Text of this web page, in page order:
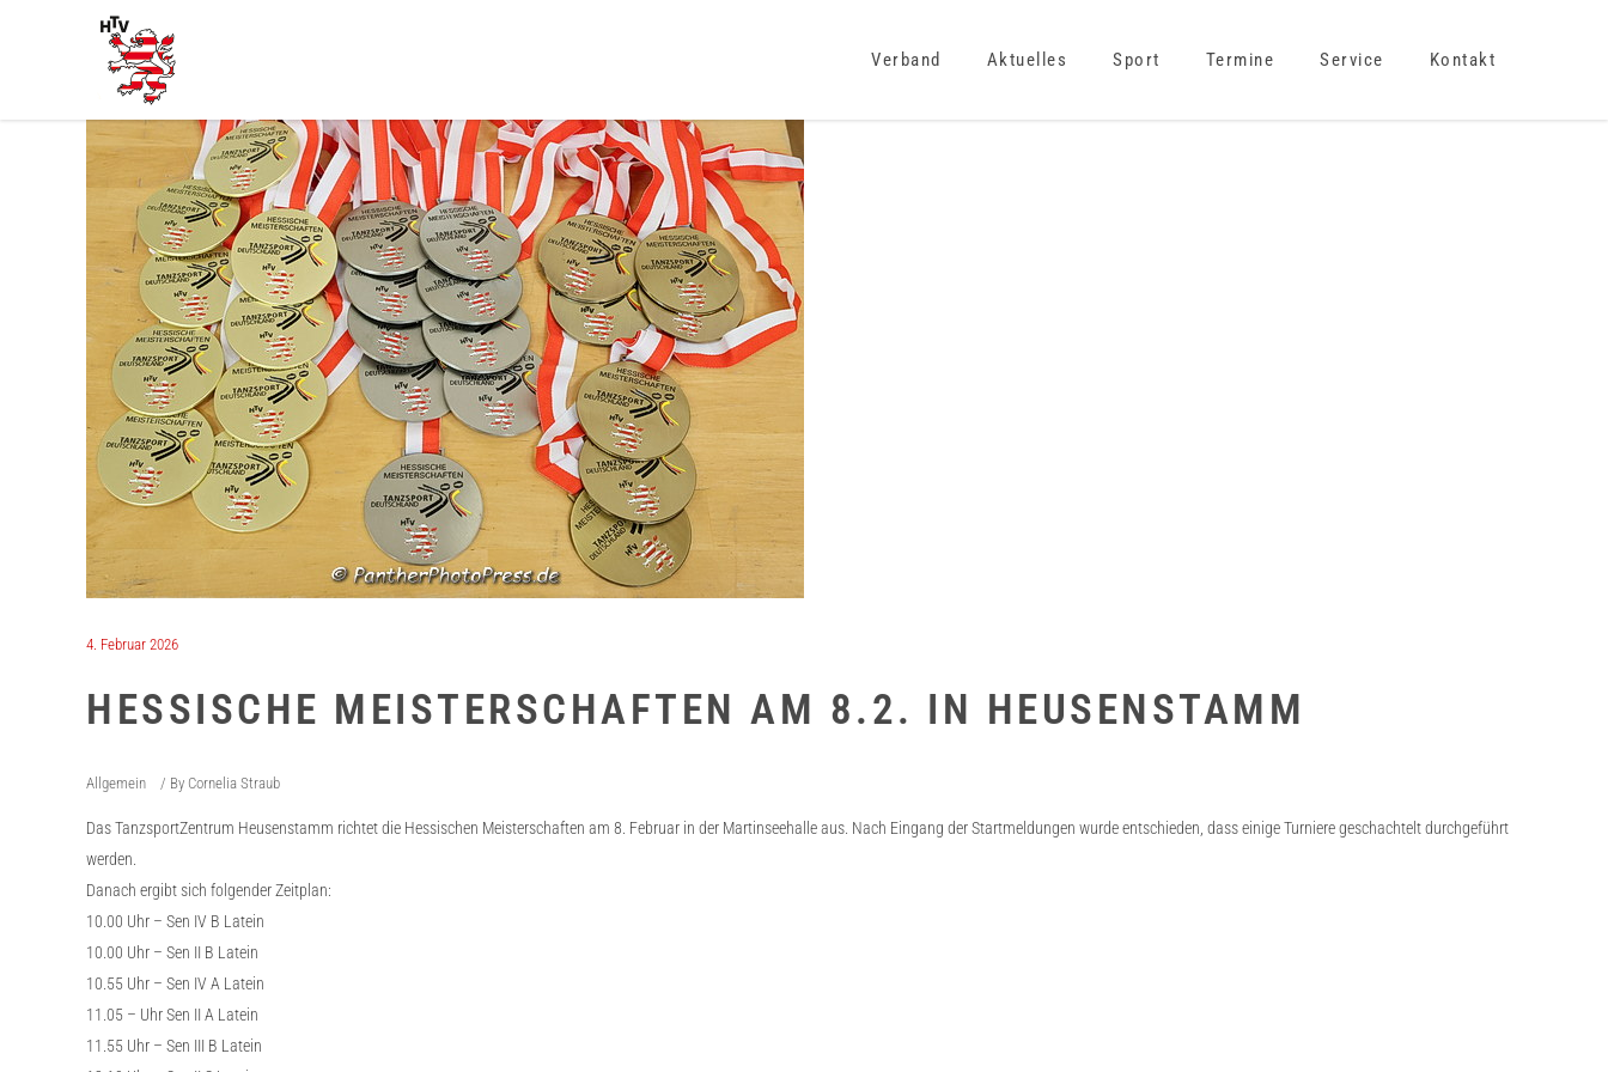
Verband Aktuelles Sport Termine Service Kontakt
4. Februar 2026
HESSISCHE MEISTERSCHAFTEN AM 8.2. IN HEUSENSTAMM
Allgemein By Cornelia Straub
Das TanzsportZentrum Heusenstamm richtet die Hessischen Meisterschaften am 8. Februar in der Martinseehalle aus. Nach Eingang der Startmeldungen wurde entschieden, dass einige Turniere geschachtelt durchgeführt
werden.
Danach ergibt sich folgender Zeitplan:
10.00 Uhr – Sen IV B Latein
10.00 Uhr – Sen II B Latein
10.55 Uhr – Sen IV A Latein
11.05 – Uhr Sen II A Latein
11.55 Uhr – Sen III B Latein